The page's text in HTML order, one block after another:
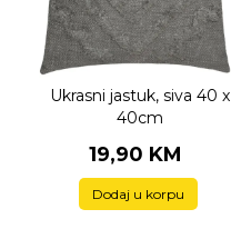
Ukrasni jastuk, siva 40 x
40cm
19,90 KM
Dodaj u korpu